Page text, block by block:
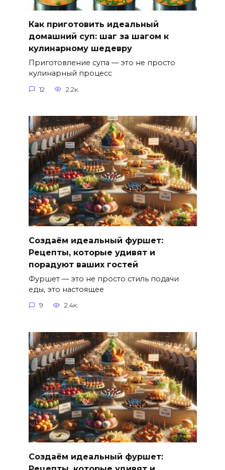
Как приготовить идеальный
домашний суп: шаг за шагом к
кулинарному шедевру
Приготовление супа — это не просто
кулинарный процесс
12 2.2к.
Создаём идеальный фуршет:
Рецепты, которые удивят и
порадуют ваших гостей
Фуршет — это не просто стиль подачи
еды, это настоящее
9 2.4к.
Создаём идеальный фуршет: